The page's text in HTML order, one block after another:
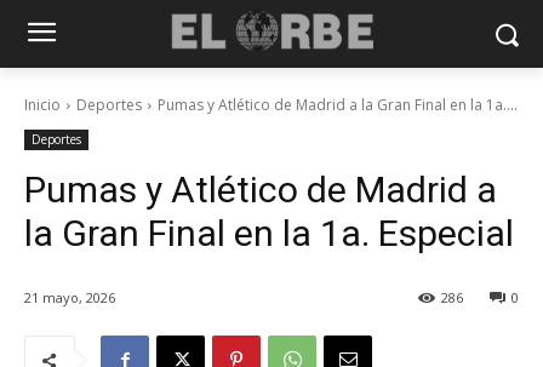
Inicio Deportes Pumas y Atlético de Madrid a la Gran Final en la 1a....
Deportes
Pumas y Atlético de Madrid a
la Gran Final en la 1a. Especial
21 mayo, 2026 0
286